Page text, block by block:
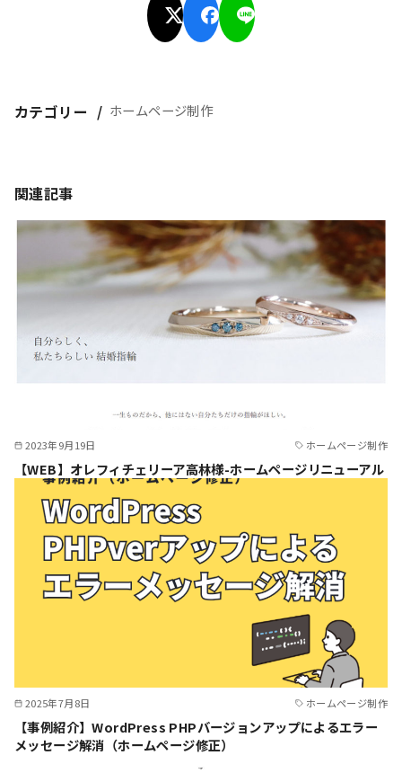
カテゴリー ホームページ制作
関連記事
2023年9月19日 ホームページ制作
【WEB】オレフィチェリーア高林様-ホームページリニューアル
2025年7月8日 ホームページ制作
【事例紹介】WordPress PHPバージョンアップによるエラー
メッセージ解消（ホームページ修正）